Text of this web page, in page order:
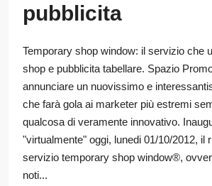
pubblicita
Temporary shop window: il servizio che
shop e pubblicita tabellare. Spazio
annunciare un nuovissimo e
che farà gola ai marketer più estremi
qualcosa di veramente innovativo.
"virtualmente" oggi, lunedi 01/10/2012, il
servizio temporary shop window®,
noti...